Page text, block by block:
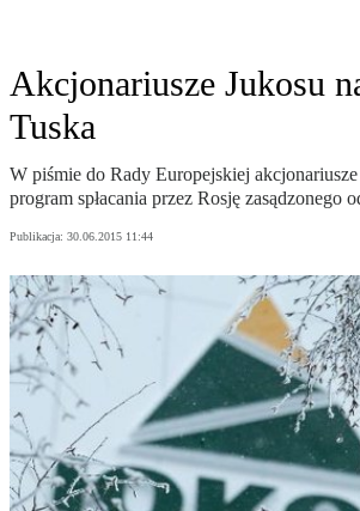
Akcjonariusze Jukosu
Tuska
W piśmie do Rady Europejskiej
program spłacania przez Rosję zasądzonego
Publikacja: 30.06.2015 11:44